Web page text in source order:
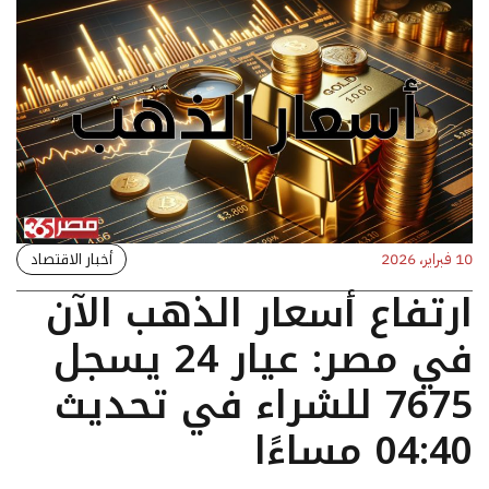
10 فبراير، 2026 أخبار الاقتصاد
ارتفاع أسعار الذهب الآن
في مصر: عيار 24 يسجل
7675 للشراء في تحديث
04:40 مساءًا